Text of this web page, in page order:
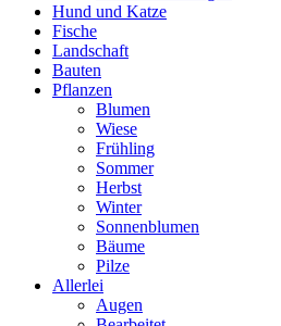
Hund und Katze
Fische
Landschaft
Bauten
Pflanzen
Blumen
Wiese
Frühling
Sommer
Herbst
Winter
Sonnenblumen
Bäume
Pilze
Allerlei
Augen